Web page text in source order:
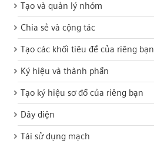
Tạo và quản lý nhóm
Chia sẻ và cộng tác
Tạo các khối tiêu đề của riêng bạn
Ký hiệu và thành phần
Tạo ký hiệu sơ đồ của riêng bạn
Dây điện
Tái sử dụng mạch